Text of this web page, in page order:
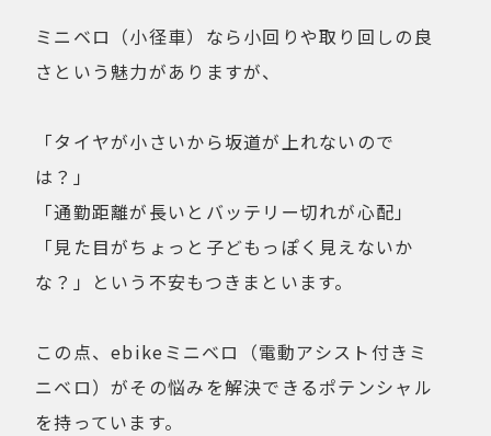
費用について
購入前の不安
電動自転車の特徴
Online Shop
MOVE X
ミニベロ（小径車）なら小回りや取り回しの良
さという魅力がありますが、
「タイヤが小さいから坂道が上れないので
は？」
「通勤距離が長いとバッテリー切れが心配」
「見た目がちょっと子どもっぽく見えないか
な？」という不安もつきまといます。
この点、ebikeミニベロ（電動アシスト付きミ
ニベロ）がその悩みを解決できるポテンシャル
を持っています。